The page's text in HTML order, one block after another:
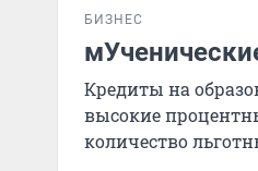
БИЗНЕС
Кредиты на
высокие
количество